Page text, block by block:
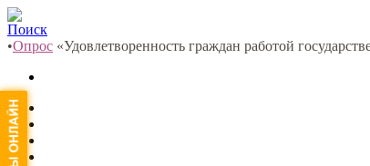
Поиск
•Опрос «Удовлетворенность граждан работой